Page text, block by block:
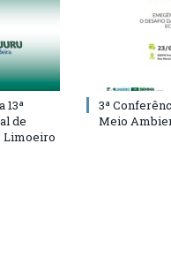
13ª
de
Limoeiro
3ª
Meio